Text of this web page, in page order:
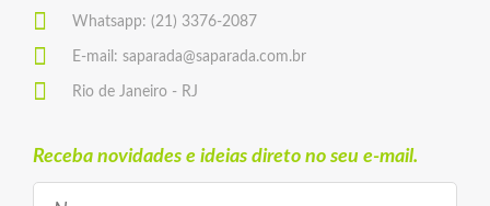
Whatsapp: (21) 3376-2087
E-mail: saparada@saparada.com.br
Rio de Janeiro - RJ
Receba novidades e ideias direto no seu e-mail.